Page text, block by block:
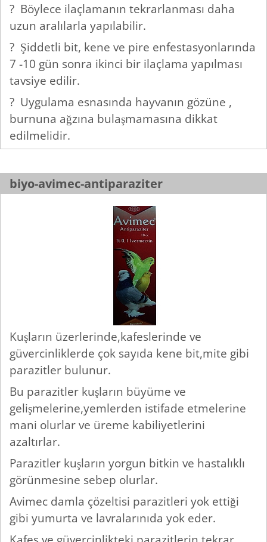
? Böylece ilaçlamanın tekrarlanması daha
uzun aralılarla yapılabilir.
? Şiddetli bit, kene ve pire enfestasyonlarında
7 -10 gün sonra ikinci bir ilaçlama yapılması
tavsiye edilir.
? Uygulama esnasında hayvanın gözüne ,
burnuna ağzına bulaşmamasına dikkat
edilmelidir.
biyo-avimec-antiparaziter
Kuşların üzerlerinde,kafeslerinde ve
güvercinliklerde çok sayıda kene bit,mite gibi
parazitler bulunur.
Bu parazitler kuşların büyüme ve
gelişmelerine,yemlerden istifade etmelerine
mani olurlar ve üreme kabiliyetlerini
azaltırlar.
Parazitler kuşların yorgun bitkin ve hastalıklı
görünmesine sebep olurlar.
Avimec damla çözeltisi parazitleri yok ettiği
gibi yumurta ve lavralarınıda yok eder.